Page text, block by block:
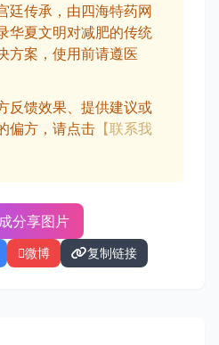
廷传承，由四海特药网
华夏文明对减肥的传统
方案，使用前请遵医
反馈效果、提供建议或
偏方，请点击 【联系我
分享图片
微博 复制链接